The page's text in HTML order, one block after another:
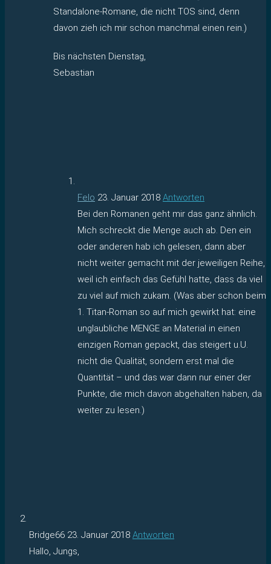
Standalone-Romane, die nicht TOS sind, denn
davon zieh ich mir schon manchmal einen rein.)
Bis nächsten Dienstag,
Sebastian
Felo 23. Januar 2018 Antworten
Bei den Romanen geht mir das ganz ähnlich.
Mich schreckt die Menge auch ab. Den ein
oder anderen hab ich gelesen, dann aber
nicht weiter gemacht mit der jeweiligen Reihe,
weil ich einfach das Gefühl hatte, dass da viel
zu viel auf mich zukam. (Was aber schon beim
1. Titan-Roman so auf mich gewirkt hat: eine
unglaubliche MENGE an Material in einen
einzigen Roman gepackt, das steigert u.U.
nicht die Qualität, sondern erst mal die
Quantität – und das war dann nur einer der
Punkte, die mich davon abgehalten haben, da
weiter zu lesen.)
Bridge66 23. Januar 2018 Antworten
Hallo, Jungs,